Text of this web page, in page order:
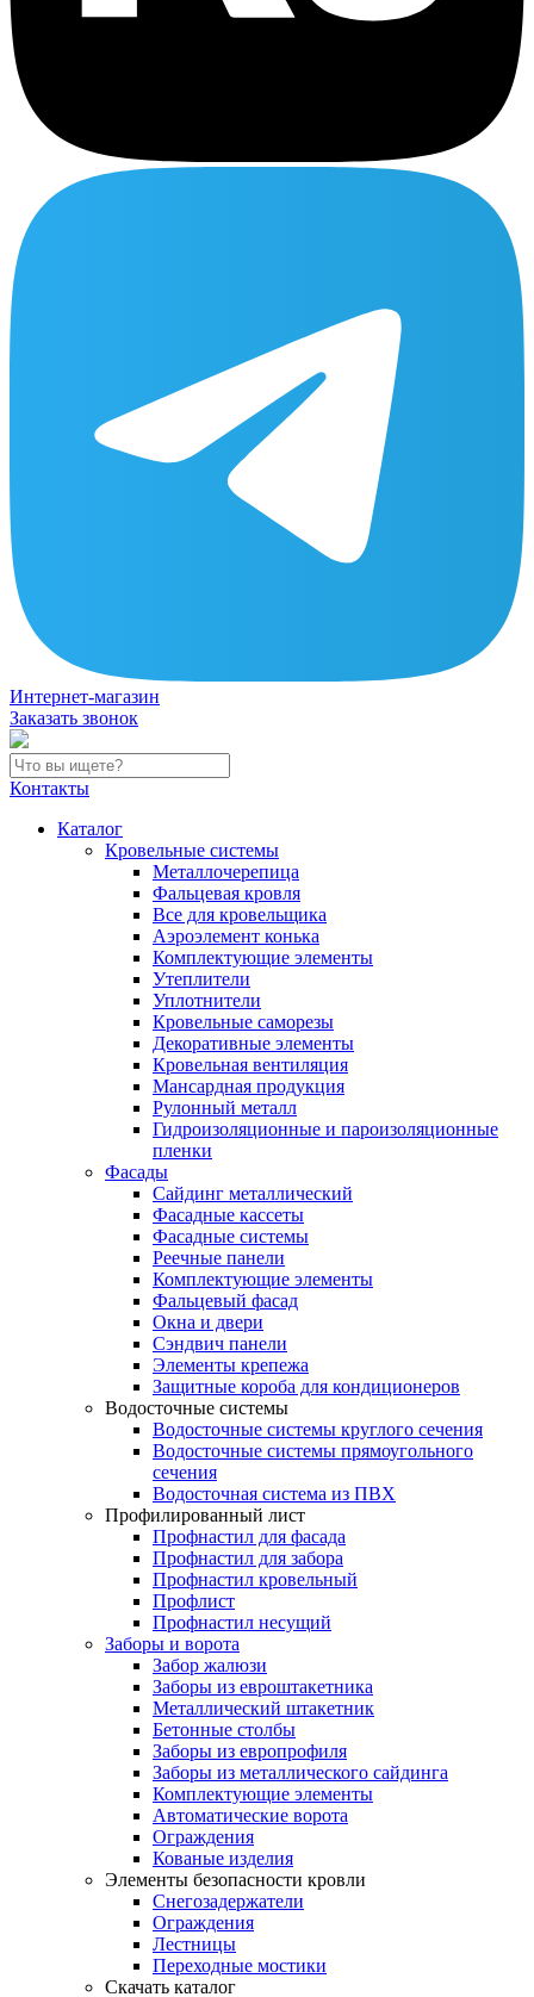
Интернет-магазин
Заказать звонок
Контакты
Каталог
Кровельные системы
Металлочерепица
Фальцевая кровля
Все для кровельщика
Аэроэлемент конька
Комплектующие элементы
Утеплители
Уплотнители
Кровельные саморезы
Декоративные элементы
Кровельная вентиляция
Мансардная продукция
Рулонный металл
Гидроизоляционные и пароизоляционные
пленки
Фасады
Сайдинг металлический
Фасадные кассеты
Фасадные системы
Реечные панели
Комплектующие элементы
Фальцевый фасад
Окна и двери
Сэндвич панели
Элементы крепежа
Защитные короба для кондиционеров
Водосточные системы
Водосточные системы круглого сечения
Водосточные системы прямоугольного
сечения
Водосточная система из ПВХ
Профилированный лист
Профнастил для фасада
Профнастил для забора
Профнастил кровельный
Профлист
Профнастил несущий
Заборы и ворота
Забор жалюзи
Заборы из евроштакетника
Металлический штакетник
Бетонные столбы
Заборы из европрофиля
Заборы из металлического сайдинга
Комплектующие элементы
Автоматические ворота
Ограждения
Кованые изделия
Элементы безопасности кровли
Снегозадержатели
Ограждения
Лестницы
Переходные мостики
Скачать каталог